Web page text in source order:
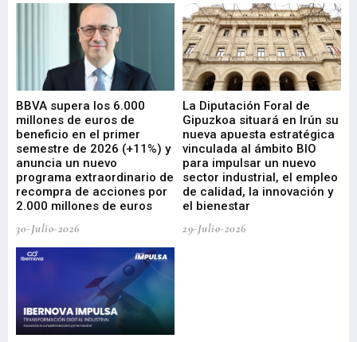
BBVA supera los 6.000
millones de euros de
beneficio en el primer
semestre de 2026 (+11%) y
anuncia un nuevo
programa extraordinario de
recompra de acciones por
2.000 millones de euros
30-Julio-2026
La Diputación Foral de
Gipuzkoa situará en Irún su
nueva apuesta estratégica
vinculada al ámbito BIO
para impulsar un nuevo
sector industrial, el empleo
de calidad, la innovación y
el bienestar
29-Julio-2026